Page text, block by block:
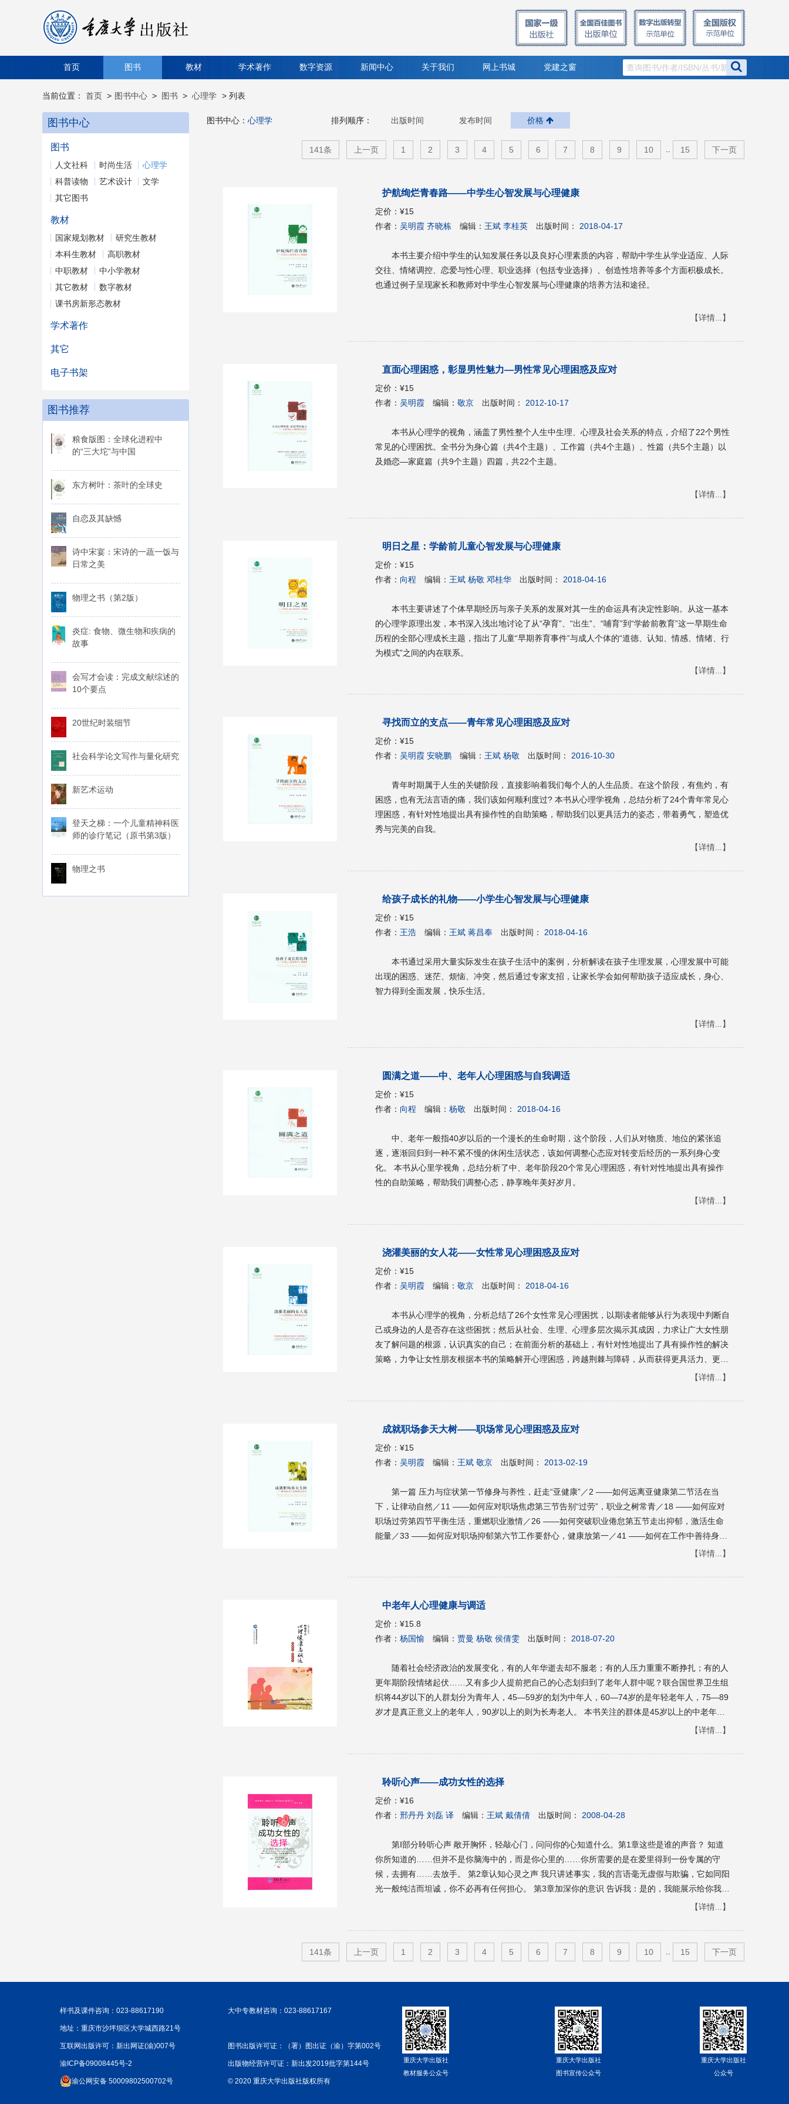
首页 图书 教材 学术著作 数字资源 新闻中心 关于我们 网上书城 党建之窗
当前位置： 首页 > 图书中心 > 图书 > 心理学 > 列表
图书中心
图书
人文社科 时尚生活
心理学
科普读物
艺术设计
文学
其它图书
教材
国家规划教材
研究生教材
本科生教材
高职教材
中职教材
中小学教材
其它教材
数字教材
课书房新形态教材
学术著作
其它
电子书架
图书推荐
粮食版图：全球化进程中
的“三大坨”与中国
东方树叶：茶叶的全球史
自恋及其缺憾
诗中宋宴：宋诗的一蔬一饭与
日常之美
物理之书（第2版）
炎症: 食物、微生物和疾病的
故事
会写才会读：完成文献综述的
10个要点
20世纪时装细节
社会科学论文写作与量化研究
新艺术运动
登天之梯：一个儿童精神科医
师的诊疗笔记（原书第3版）
物理之书
图书中心： 心理学 排列顺序： 出版时间 发布时间 价格
141条 上一页 1 2 3 4 5 6 7 8 9 10 15 下一页
护航绚烂青春路——中学生心智发展与心理健康
定价：¥15
作者：吴明霞 齐晓栋 编辑： 王斌 李桂英 出版时间： 2018-04-17
本书主要介绍中学生的认知发展任务以及良好心理素质的内容，帮助中学生从学业适应、人际
交往、情绪调控、恋爱与性心理、职业选择（包括专业选择）、创造性培养等多个方面积极成长。
也通过例子呈现家长和教师对中学生心智发展与心理健康的培养方法和途径。
【详情...】
直面心理困惑，彰显男性魅力—男性常见心理困惑及应对
定价：¥15
作者：吴明霞 编辑：敬京 出版时间： 2012-10-17
本书从心理学的视角，涵盖了男性整个人生中生理、心理及社会关系的特点，介绍了22个男性
常见的心理困扰。全书分为身心篇（共4个主题）、工作篇（共4个主题）、性篇（共5个主题）以
及婚恋—家庭篇（共9个主题）四篇，共22个主题。
【详情...】
明日之星：学龄前儿童心智发展与心理健康
定价：¥15
作者： 向程 编辑： 王斌 杨敬 邓桂华 出版时间： 2018-04-16
本书主要讲述了个体早期经历与亲子关系的发展对其一生的命运具有决定性影响。从这一基本
的心理学原理出发，本书深入浅出地讨论了从“孕育”、“出生”、“哺育”到“学龄前教育”这一早期生命
历程的全部心理成长主题，指出了儿童“早期养育事件”与成人个体的“道德、认知、情感、情绪、行
为模式”之间的内在联系。
【详情...】
寻找而立的支点——青年常见心理困惑及应对
定价：¥15
作者：吴明霞 安晓鹏 编辑：王斌 杨敬 出版时间： 2016-10-30
青年时期属于人生的关键阶段，直接影响着我们每个人的人生品质。在这个阶段，有焦灼，有
困惑，也有无法言语的痛，我们该如何顺利度过? 本书从心理学视角，总结分析了24个青年常见心
理困惑，有针对性地提出具有操作性的自助策略，帮助我们以更具活力的姿态，带着勇气，塑造优
秀与完美的自我。
【详情...】
给孩子成长的礼物——小学生心智发展与心理健康
定价：¥15
作者： 王浩 编辑： 王斌 蒋昌奉 出版时间： 2018-04-16
本书通过采用大量实际发生在孩子生活中的案例，分析解读在孩子生理发展，心理发展中可能
出现的困惑、迷茫、烦恼、冲突，然后通过专家支招，让家长学会如何帮助孩子适应成长，身心、
智力得到全面发展，快乐生活。
【详情...】
圆满之道——中、老年人心理困惑与自我调适
定价：¥15
作者： 向程 编辑：杨敬 出版时间： 2018-04-16
中、老年一般指40岁以后的一个漫长的生命时期，这个阶段，人们从对物质、地位的紧张追
逐，逐渐回归到一种不紧不慢的休闲生活状态，该如何调整心态应对转变后经历的一系列身心变
化。 本书从心里学视角，总结分析了中、老年阶段20个常见心理困惑，有针对性地提出具有操作
性的自助策略，帮助我们调整心态，静享晚年美好岁月。
【详情...】
浇灌美丽的女人花——女性常见心理困惑及应对
定价：¥15
作者：吴明霞 编辑：敬京 出版时间： 2018-04-16
本书从心理学的视角，分析总结了26个女性常见心理困扰，以期读者能够从行为表现中判断自
己或身边的人是否存在这些困扰；然后从社会、生理、心理多层次揭示其成因，力求让广大女性朋
友了解问题的根源，认识真实的自己；在前面分析的基础上，有针对性地提出了具有操作性的解决
策略，力争让女性朋友根据本书的策略解开心理困惑，跨越荆棘与障碍，从而获得更具活力、更高
品质和更令人满意的生活。最后，在每章的结尾处我们精选了一些富有启示性的名言佳句，以期升
【详情...】
成就职场参天大树——职场常见心理困惑及应对
定价：¥15
作者：吴明霞 编辑： 王斌 敬京 出版时间： 2013-02-19
第一篇 压力与症状第一节修身与养性，赶走“亚健康”／2 ——如何远离亚健康第二节活在当
下，让律动自然／11 ——如何应对职场焦虑第三节告别“过劳”，职业之树常青／18 ——如何应对
职场过劳第四节平衡生活，重燃职业激情／26 ——如何突破职业倦怠第五节走出抑郁，激活生命
能量／33 ——如何应对职场抑郁第六节工作要舒心，健康放第一／41 ——如何在工作中善待身体
第二篇 择业与求职期第一节人一职若匹配，不怕入错行／51 ——如何择业第二节做好广告设计，
转换与适应期第一节挥去学生情结，端正职场心态／76 ——如何转换角色第二节放下敲门砖，做
融入团队，幸福工作／97 ——如何与同事相处第五节上下畅通，工作轻松／106 ——如何做好下
属第四篇 探索与定位期第一节拒为“青鸟”，华丽转身／115 ——如何谨慎跳槽第二节裁员恐惧，化
危为机／123 ——如何面对裁员危机第三节远离色狼，拒绝骚扰／131 ——如何摆脱职场性骚扰第
说“不”第六节浇灭妒火，凉爽心灵／156 ——如何应对嫉妒与被嫉妒第五篇 成长与挑战期第一节构
建自我品牌，提升职业亮点／166 ——如何在工作中脱颖而出第二节晋升来敲门，职位前跨步／17
3 ——如何应对不能升职的困惑第三节拨“夹层”迷雾，筑中流砥柱／181 ——中层管理者如何调适
心理压力第四节化冲突为平衡，变双输为双赢／189 ——如何处理工作一家庭冲突第六篇 稳定与
成熟期第一节调动生命能量，激发工作活力／198 ——如何改变职场“未老先衰”状况第二节重新起
场黄金期过后的压力第四节觅源头活水，度更年“难关”／219 ——如何度过职场更年期第七篇 收缩
往来成古今／235 ——如何降低“退居二线”的价值焦虑第三节退还角色，回归本真／243 ——如何
应对“恐退综合征”第四节防“糖衣炮弹”，留一世美名／250 ——如何度过“59岁危机”参考文献／258
【详情...】
中老年人心理健康与调适
定价：¥15.8
作者：杨国愉 编辑：贾曼 杨敬 侯倩雯 出版时间： 2018-07-20
随着社会经济政治的发展变化，有的人年华逝去却不服老；有的人压力重重不断挣扎；有的人
更年期阶段情绪起伏……又有多少人提前把自己的心态划归到了老年人群中呢？联合国世界卫生组
织将44岁以下的人群划分为青年人，45—59岁的划为中年人，60—74岁的是年轻老年人，75—89
岁才是真正意义上的老年人，90岁以上的则为长寿老人。 本书关注的群体是45岁以上的中老年人
的心理健康，旨在为他们提供相应的心理调适与疏导方法，提升中老年人的心理健康水平，提升有
绍心理健康的基本常识，重点整理了中老年人的心理特征；第二章依据中老年人常见心理困扰分为
形式提供解决对策和调适方法；第三章结合中老年人关心的身体疾病详细阐释了心理因素在其中重
要的调适作用，包括冠心病、高血压、肿瘤、老年痴呆等一系列病症的调适方法。
【详情...】
聆听心声——成功女性的选择
定价：¥16
作者：邢丹丹 刘磊 译 编辑： 王斌 戴倩倩 出版时间： 2008-04-28
第Ⅰ部分聆听心声 敞开胸怀，轻敲心门，问问你的心知道什么。第1章这些是谁的声音？ 知道
你所知道的……但并不是你脑海中的，而是你心里的……你所需要的是在爱里得到一份专属的守
候，去拥有……去放手。 第2章认知心灵之声 我只讲述事实，我的言语毫无虚假与欺骗，它如同阳
光一般纯洁而坦诚，你不必再有任何担心。 第3章加深你的意识 告诉我：是的，我能展示给你我的
世界……我们的世界……这个世界在你的内心深处……是你的渴望再一次将我们紧紧地连在一起，
语，倾听那些牵引你走向内心圣境的声音，敞开你的心扉——那充满了无限情感的心扉，你会看到
一个不一样的你。 第Ⅱ部分按你的心声去生活 天空中没有给女人指引道路的路标，人生之旅需要你
自己选择前进的方向。 第5章仪式与冥想——进入深度平静的练习 希望之乡总在荒野的另一边。
给予你的。 第8章表现创造性自我 我只不过是用了些许澎湃而出的精力写下了一些蓝调音乐。第9
章接受和尊重你的身体 现在我的腹部和臀部都胖了起来，而……想把它们同时往里收是办不到
的……所以，我决定只收腹，臀部就任其自然了。 第10章找寻一个精神伙伴 如果我们能在沙粒中
发现整个世界，我们也同样能在生命的点滴中发现灵魂本身，命运在这一点交错，心灵在这一点融
汇。 第11章在这一刻发掘你的真实 是的，我说是的，我愿意。 后记 附录A
【详情...】
141条 上一页 1 2 3 4 5 6 7 8 9 10 15 下一页
样书及课件咨询：023-88617190 大中专教材咨询：023-88617167
地址：重庆市沙坪坝区大学城西路21号
互联网出版许可：新出网证(渝)007号 图书出版许可证：（署）图出证（渝）字第002号
渝ICP备09008445号-2 出版物经营许可证：新出发2019批字第144号
渝公网安备 50009802500702号 © 2020 重庆大学出版社版权所有
重庆大学出版社
教材服务公众号
重庆大学出版社
图书宣传公众号
重庆大学出版社
公众号